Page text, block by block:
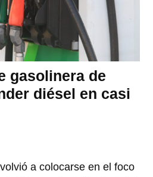
gasolinera de
diésel en casi
a colocarse en el foco